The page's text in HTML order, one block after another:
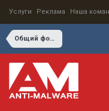
Услуги Реклама Наша
Общий форум по информационной безопасности